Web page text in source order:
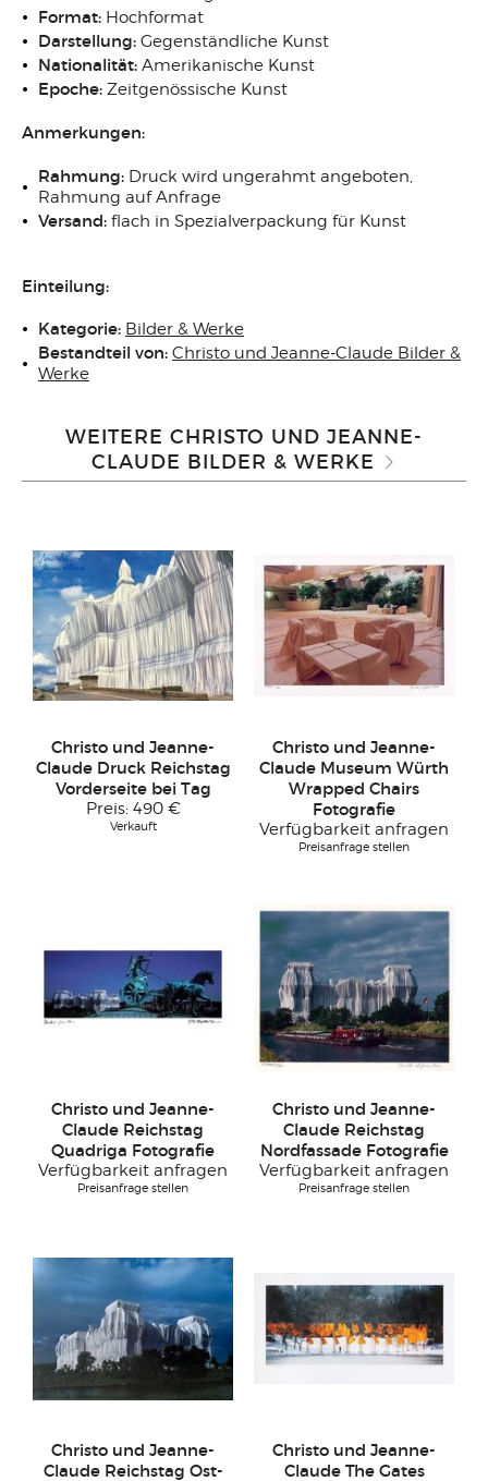
Format: Hochformat
Darstellung: Gegenständliche Kunst
Nationalität: Amerikanische Kunst
Epoche: Zeitgenössische Kunst
Anmerkungen:
Rahmung: Druck wird ungerahmt angeboten,
Rahmung auf Anfrage
Versand: flach in Spezialverpackung für Kunst
Einteilung:
Kategorie: Bilder & Werke
Bestandteil von: Christo und Jeanne-Claude Bilder &
Werke
WEITERE CHRISTO UND JEANNE-
CLAUDE BILDER & WERKE
Christo und Jeanne-
Claude Druck Reichstag
Vorderseite bei Tag
Preis: 490 €
Verkauft
Christo und Jeanne-
Claude Museum Würth
Wrapped Chairs
Fotografie
Verfügbarkeit anfragen
Preisanfrage stellen
Christo und Jeanne-
Claude Reichstag
Quadriga Fotografie
Verfügbarkeit anfragen
Preisanfrage stellen
Christo und Jeanne-
Claude Reichstag
Nordfassade Fotografie
Verfügbarkeit anfragen
Preisanfrage stellen
Christo und Jeanne-
Claude Reichstag Ost-
Christo und Jeanne-
Claude The Gates